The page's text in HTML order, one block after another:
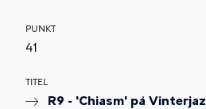
PUNKT
41
TITEL
R9 - 'Chiasm' på